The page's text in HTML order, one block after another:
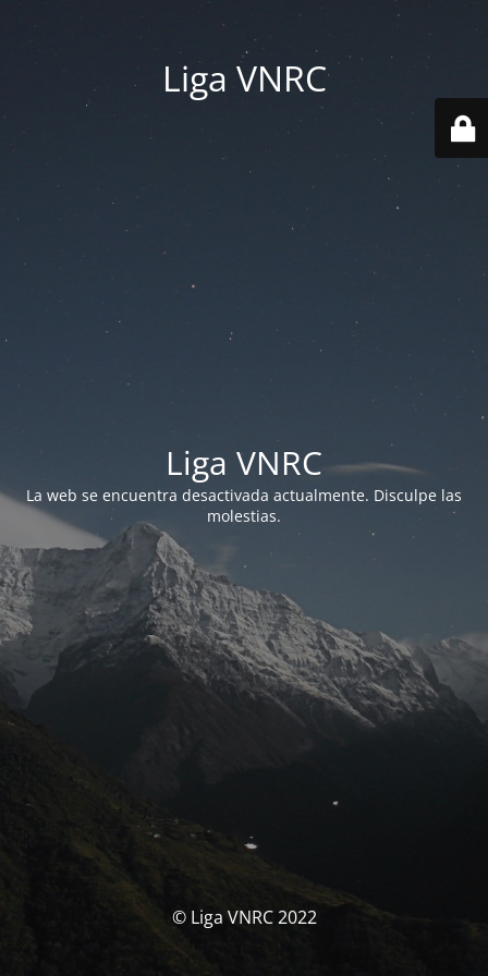
Liga VNRC
Liga VNRC
La web se encuentra desactivada actualmente. Disculpe las
molestias.
© Liga VNRC 2022